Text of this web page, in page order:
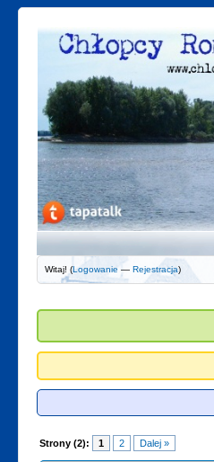
Witaj! (Logowanie —Rejestracja)
Strony (2): 1 2 Dalej »